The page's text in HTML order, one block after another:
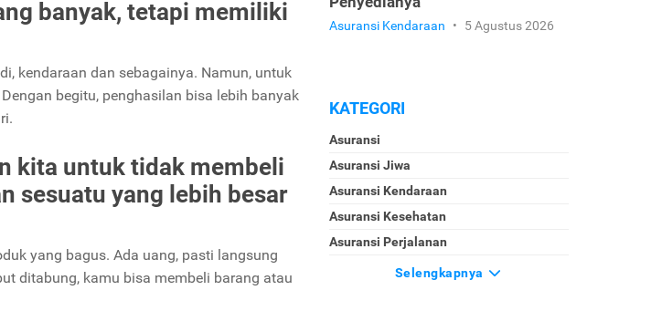
banyak, tetapi memiliki
kendaraan dan sebagainya. Namun, untuk
begitu, penghasilan bisa lebih banyak
kita untuk tidak membeli
sesuatu yang lebih besar
yang bagus. Ada uang, pasti langsung
ditabung, kamu bisa membeli barang atau
Asuransi Kendaraan • 5 Agustus 2026
KATEGORI
Asuransi
Asuransi Jiwa
Asuransi Kendaraan
Asuransi Kesehatan
Asuransi Perjalanan
Selengkapnya